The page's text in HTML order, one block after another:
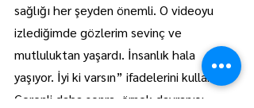
sağlığı her şeyden önemli. O videoyu
izlediğimde gözlerim sevinç ve
mutluluktan yaşardı. İnsanlık hala
yaşıyor. İyi ki varsın” ifadelerini kullandı.
Gerenli daha sonra, örnek davranışı